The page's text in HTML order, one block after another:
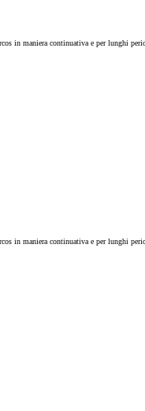
in maniera continuativa e per lunghi
in maniera continuativa e per lunghi